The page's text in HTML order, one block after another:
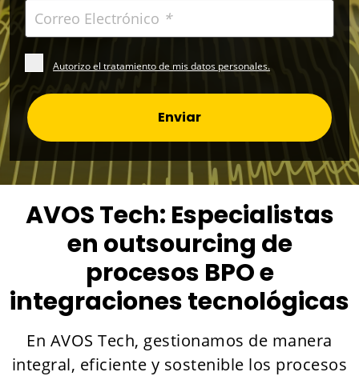
Correo Electrónico *
Autorizo el tratamiento de mis datos personales.
Enviar
AVOS Tech: Especialistas
en outsourcing de
procesos BPO e
integraciones tecnológicas
En AVOS Tech, gestionamos de manera
integral, eficiente y sostenible los procesos